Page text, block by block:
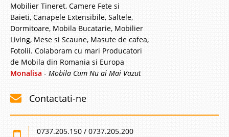
Mobilier Tineret, Camere Fete si
Baieti, Canapele Extensibile, Saltele,
Dormitoare, Mobila Bucatarie, Mobilier
Living, Mese si Scaune, Masute de cafea,
Fotolii. Colaboram cu mari Producatori
de Mobila din Romania si Europa
Monalisa - Mobila Cum Nu ai Mai Vazut
Contactati-ne
0737.205.150 / 0737.205.200